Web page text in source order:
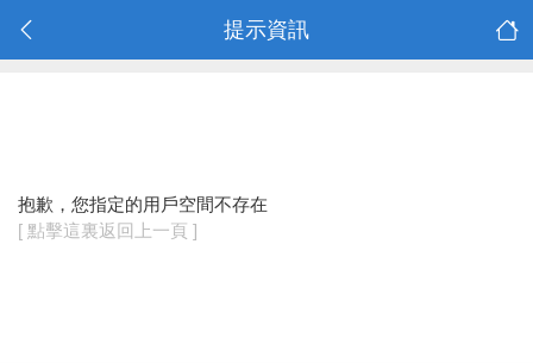
提示資訊
抱歉，您指定的用戶空間不存在
[ 點擊這裏返回上一頁 ]